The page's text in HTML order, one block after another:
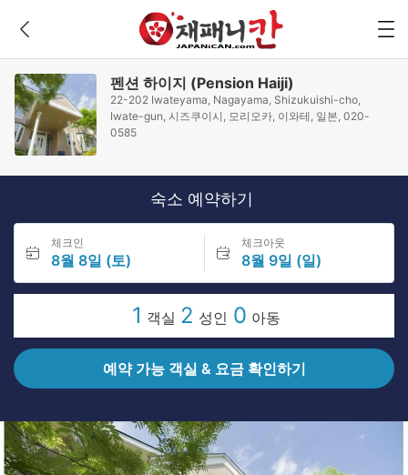
펜션 하이지 (Pension Haiji)
22-202 Iwateyama, Nagayama, Shizukuishi-cho,
Iwate-gun, 시즈쿠이시, 모리오카, 이와테, 일본, 020-
0585
숙소 예약하기
체크인
8월 8일 (토)
체크아웃
8월 9일 (일)
1 객실 2 성인 0 아동
예약 가능 객실 & 요금 확인하기